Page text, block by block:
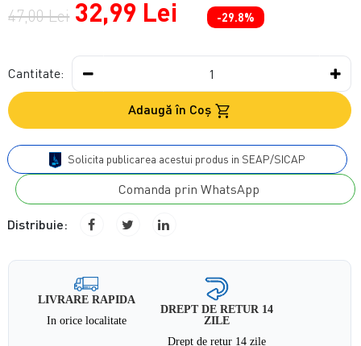
47,00 Lei 32,99 Lei -29.8%
Cantitate:
Adaugă în Coş
Solicita publicarea acestui produs in SEAP/SICAP
Comanda prin WhatsApp
Distribuie:
LIVRARE RAPIDA
In orice localitate
DREPT DE RETUR 14
ZILE
Drept de retur 14 zile